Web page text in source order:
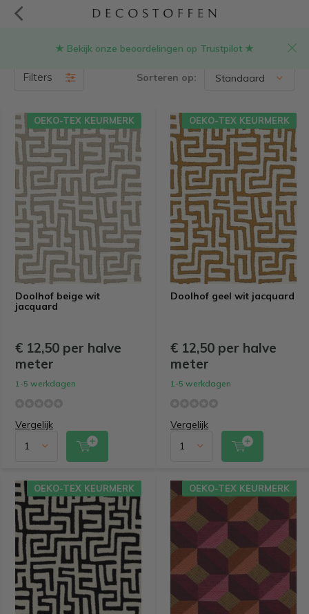
★ Bekijk onze beoordelingen op Trustpilot ★
Poef bekleden met stof(191)
Filters Sorteren op:
Doolhof beige wit
jacquard
OEKO-TEX KEURMERK
€ 12,50 per halve
meter
1-5 werkdagen
Vergelijk
Doolhof geel wit jacquard
OEKO-TEX KEURMERK
€ 12,50 per halve
meter
1-5 werkdagen
Vergelijk
OEKO-TEX KEURMERK OEKO-TEX KEURMERK